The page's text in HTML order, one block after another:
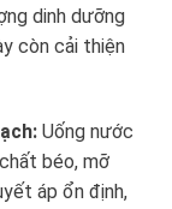
dinh dưỡng
còn cải thiện
Uống nước
béo, mỡ
áp ổn định,